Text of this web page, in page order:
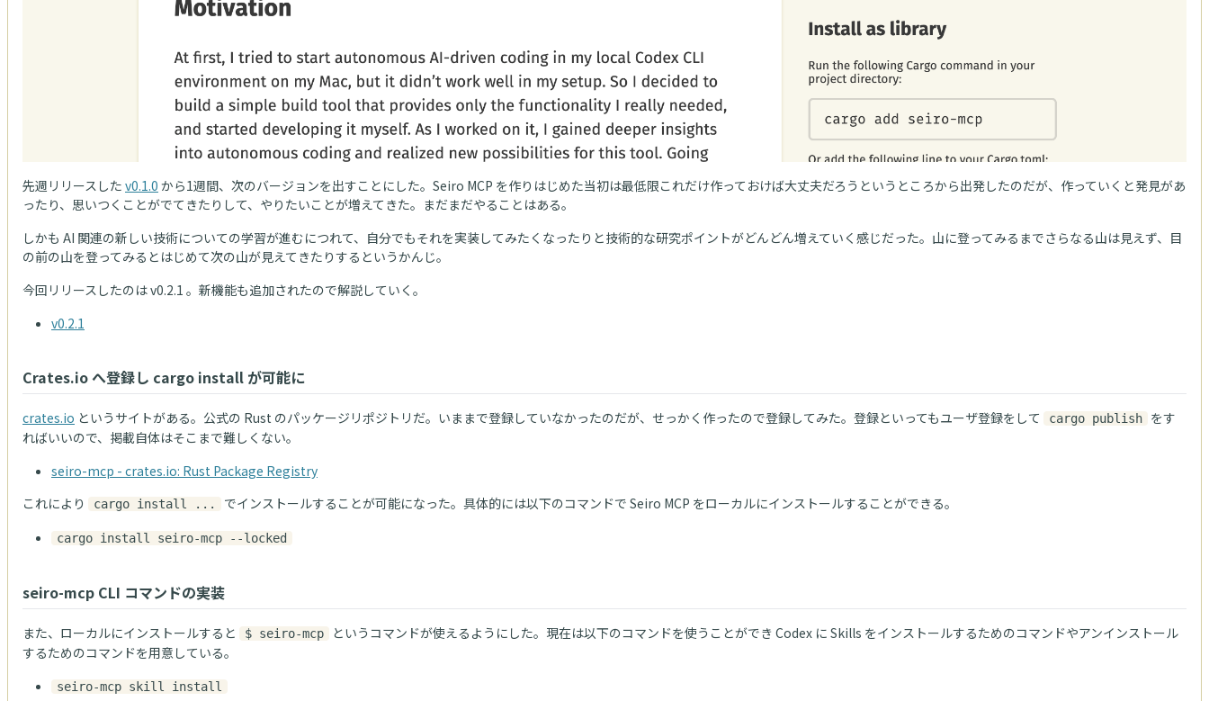
先週リリースした v0.1.0 から1週間、次のバージョンを出すことにした。Seiro MCP を作りはじめた当初は最低限これだけ作っておけば大丈夫だろうというところから出発したのだが、作っていくと発見があ
ったり、思いつくことがでてきたりして、やりたいことが増えてきた。まだまだやることはある。
しかも AI 関連の新しい技術についての学習が進むにつれて、自分でもそれを実装してみたくなったりと技術的な研究ポイントがどんどん増えていく感じだった。山に登ってみるまでさらなる山は見えず、目
の前の山を登ってみるとはじめて次の山が見えてきたりするというかんじ。
今回リリースしたのは v0.2.1 。新機能も追加されたので解説していく。
v0.2.1
Crates.io へ登録し cargo install が可能に
crates.io というサイトがある。公式の Rust のパッケージリポジトリだ。いままで登録していなかったのだが、せっかく作ったので登録してみた。登録といってもユーザ登録をして cargo publish
をす
ればいいので、掲載自体はそこまで難しくない。
seiro-mcp - crates.io: Rust Package Registry
これにより
cargo install ... でインストールすることが可能になった。具体的には以下のコマンドで Seiro MCP をローカルにインストールすることができる。
cargo install seiro-mcp --locked
seiro-mcp CLI コマンドの実装
また、ローカルにインストールすると $ seiro-mcp
というコマンドが使えるようにした。現在は以下のコマンドを使うことができ Codex に Skills をインストールするためのコマンドやアンインストール
するためのコマンドを用意している。
seiro-mcp skill install